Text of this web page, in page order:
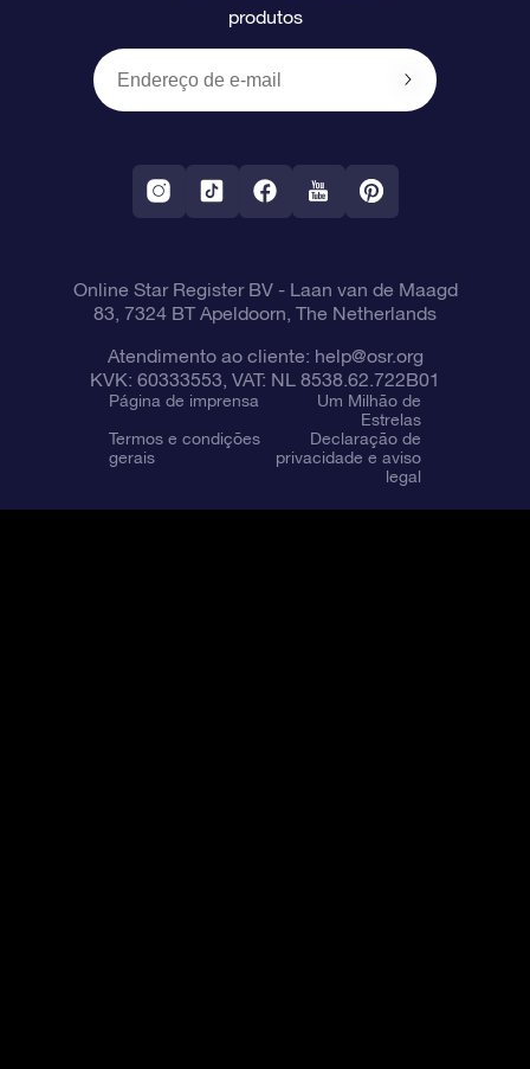
Presentes corporativos
Um Milhão de Estrelas
OSR Starsaver
Aplicativo RV Fly me to the stars
Política de devolução
Constelações
produtos
Online Star Register BV- Laan van de Maagd
83, 7324 BT Apeldoorn, The Netherlands
Atendimento ao cliente: help@osr.org
KVK: 60333553, VAT: NL 8538.62.722B01
Página de imprensa
Um Milhão de
Estrelas
Termos e condições
gerais
Declaração de
privacidade e aviso
legal